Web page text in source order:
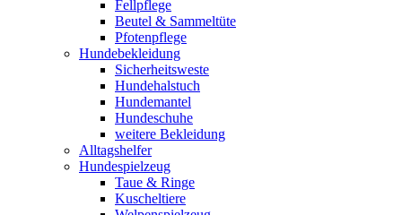
Fellpflege
Beutel & Sammeltüte
Pfotenpflege
Hundebekleidung
Sicherheitsweste
Hundehalstuch
Hundemantel
Hundeschuhe
weitere Bekleidung
Alltagshelfer
Hundespielzeug
Taue & Ringe
Kuscheltiere